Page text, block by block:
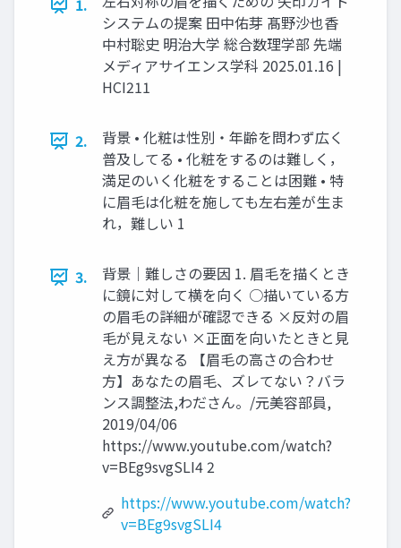
1.
システムの提案 田中佑芽 髙野沙也香
中村聡史 明治大学 総合数理学部 先端
メディアサイエンス学科 2025.01.16 |
HCI211
2.
背景 • 化粧は性別・年齢を問わず広く
普及してる • 化粧をするのは難しく，
満足のいく化粧をすることは困難 • 特
に眉毛は化粧を施しても左右差が生ま
れ，難しい 1
3.
背景｜難しさの要因 1. 眉毛を描くとき
に鏡に対して横を向く ○描いている方
の眉毛の詳細が確認できる ×反対の眉
毛が見えない ×正面を向いたときと見
え方が異なる 【眉毛の高さの合わせ
方】あなたの眉毛、ズレてない？バラ
ンス調整法,わださん。/元美容部員,
2019/04/06
https://www.youtube.com/watch?
v=BEg9svgSLI4 2
https://www.youtube.com/watch?
v=BEg9svgSLI4